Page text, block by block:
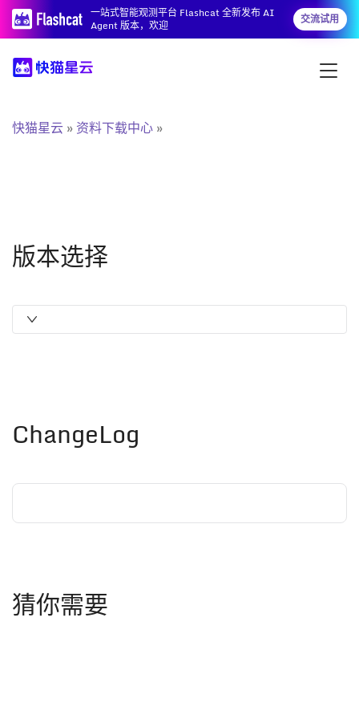
一站式智能观测平台 Flashcat 全新发布 AI
Agent 版本，欢迎
交流试用
快猫星云 资料下载中心
版本选择
ChangeLog
猜你需要